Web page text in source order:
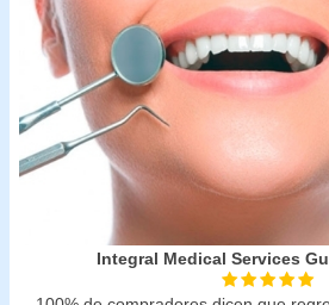
Integral Medical Services